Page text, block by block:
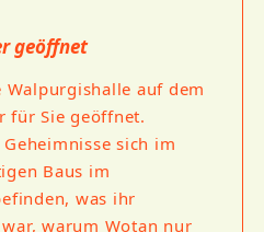
geöffnet
auf dem
für Sie geöffnet.
sich im
Baus im
was ihr
warum Wotan nur